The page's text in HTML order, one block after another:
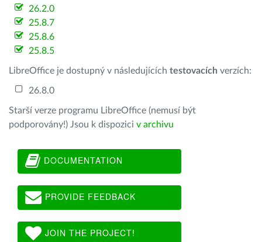
26.2.0
25.8.7
25.8.6
25.8.5
LibreOffice je dostupný v následujících testovacích verzích:
26.8.0
Starší verze programu LibreOffice (nemusí být
podporovány!) Jsou k dispozici v archivu
DOCUMENTATION
PROVIDE FEEDBACK
JOIN THE PROJECT!